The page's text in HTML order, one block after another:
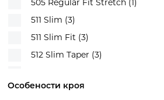
505 Regular Fit Stretch (1)
511 Slim (3)
511 Slim Fit (3)
512 Slim Taper (3)
514 Straight Fit (2)
Особености кроя